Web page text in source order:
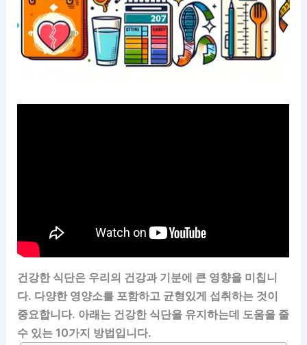
건강한 식단은 우리의 건강과 기분에 큰 영향을 미칩니
다. 다양한 영양소를 포함하고 균형있게 섭취하는 것이
중요합니다. 아래는 건강한 식단을 유지하는데 도움을 줄
수 있는 10가지 방법입니다.